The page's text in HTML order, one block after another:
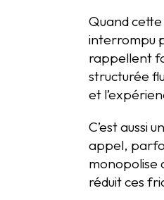
Quand
interrompu
rappellent
structurée
et
C’est aussi
appel,
monopolise
réduit ces